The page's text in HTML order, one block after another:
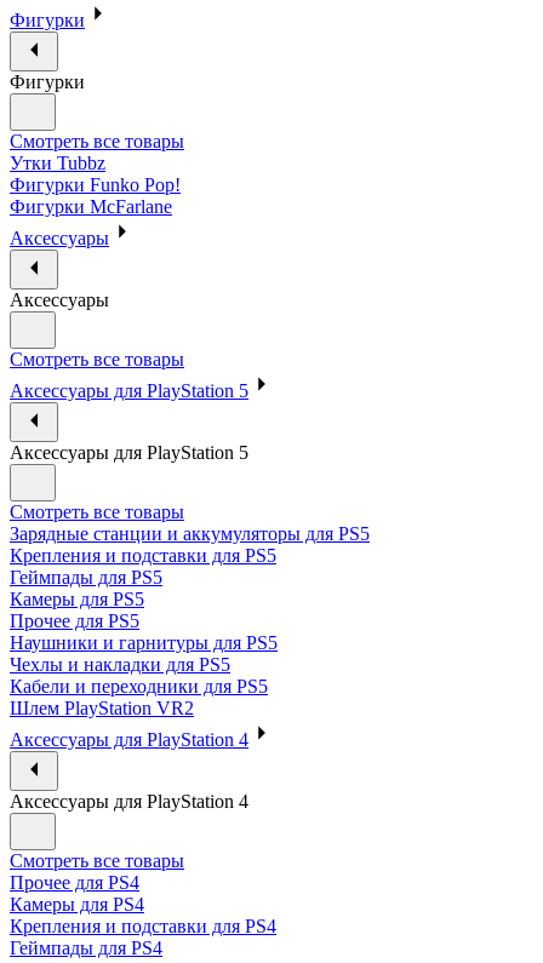
Фигурки
Фигурки
Смотреть все товары
Утки Tubbz
Фигурки Funko Pop!
Фигурки McFarlane
Аксессуары
Аксессуары
Смотреть все товары
Аксессуары для PlayStation 5
Аксессуары для PlayStation 5
Смотреть все товары
Зарядные станции и аккумуляторы для PS5
Крепления и подставки для PS5
Геймпады для PS5
Камеры для PS5
Прочее для PS5
Наушники и гарнитуры для PS5
Чехлы и накладки для PS5
Кабели и переходники для PS5
Шлем PlayStation VR2
Аксессуары для PlayStation 4
Аксессуары для PlayStation 4
Смотреть все товары
Прочее для PS4
Камеры для PS4
Крепления и подставки для PS4
Геймпады для PS4